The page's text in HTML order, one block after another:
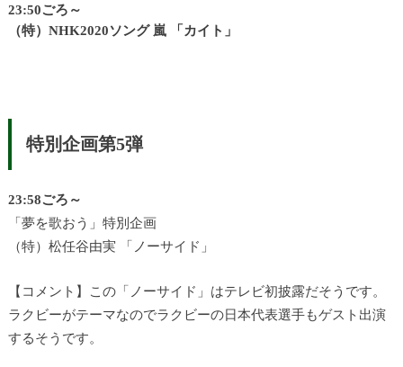
23:50ごろ～
（特）NHK2020ソング 嵐 「カイト」
特別企画第5弾
23:58ごろ～
「夢を歌おう」特別企画
（特）松任谷由実 「ノーサイド」
【コメント】この「ノーサイド」はテレビ初披露だそうです。
ラクビーがテーマなのでラクビーの日本代表選手もゲスト出演
するそうです。